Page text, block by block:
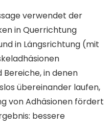
verwendet der
in Querrichtung
in Längsrichtung (mit
Bereiche, in denen
übereinander laufen,
von Adhäsionen fördert
bessere